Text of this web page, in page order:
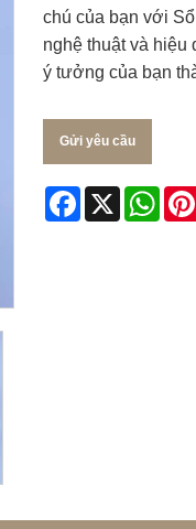
chú của bạn với
nghệ thuật và hiệu
ý tưởng của bạn
Gửi yêu cầu
Facebook
X